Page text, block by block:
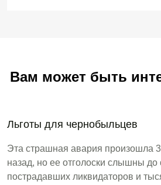
Вам может быть
Льготы для чернобыльцев
Эта страшная авария произошла
назад, но ее отголоски слышны до
пострадавших ликвидаторов и